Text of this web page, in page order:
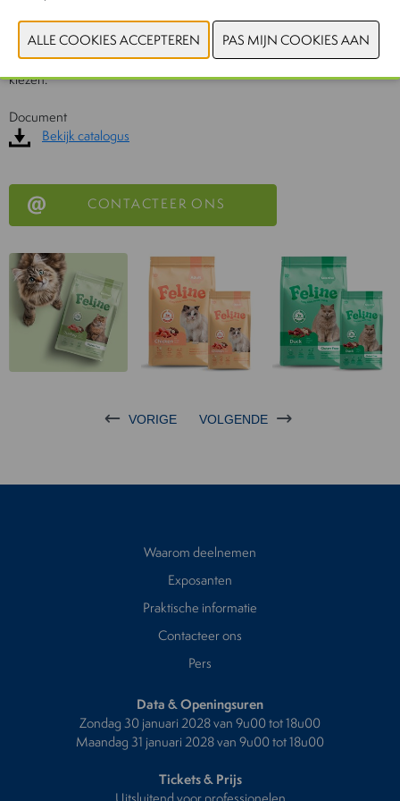
de laatste hap. Bonus: ze zijn recycleerbaar en milieuvriendelijk, want
dierenliefde gaat verder dan de voerbak.
Kortom: Feline is voeding die smaakt naar meer. Vers, voedzaam en
ronron-lekker voor katten die weten wat ze willen en baasjes die slim
kiezen.
Document
Bekijk catalogus
CONTACTEER ONS
VORIGE VOLGENDE
Waarom deelnemen
Exposanten
Praktische informatie
Contacteer ons
Pers
Data & Openingsuren
Zondag 30 januari 2028 van 9u00 tot 18u00
Maandag 31 januari 2028 van 9u00 tot 18u00
Tickets & Prijs